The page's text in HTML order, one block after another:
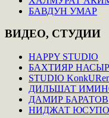
БАВДУН УМАР
ВИДЕО, СТУДИИ
HAPPY STUDIO
БАХТИЯР
STUDIO
ДИЛЬШАТ
ДАМИР БАРАТОВ
НИДЖАТ